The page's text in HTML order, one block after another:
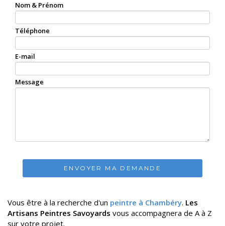
Nom & Prénom
Téléphone
E-mail
Message
ENVOYER MA DEMANDE
Vous être à la recherche d'un peintre à Chambéry. Les
Artisans Peintres Savoyards vous accompagnera de A à Z
sur votre projet.